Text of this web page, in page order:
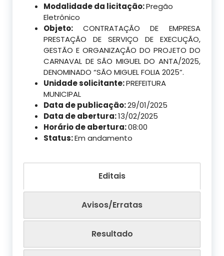
Modalidade da licitação:Pregão
Eletrônico
Objeto: CONTRATAÇÃO DE EMPRESA
PRESTAÇÃO DE SERVIÇO DE EXECUÇÃO,
GESTÃO E ORGANIZAÇÃO DO PROJETO DO
CARNAVAL DE SÃO MIGUEL DO ANTA/2025,
DENOMINADO “SÃO MIGUEL FOLIA 2025”.
Unidade solicitante:PREFEITURA
MUNICIPAL
Data de publicação:29/01/2025
Data de abertura:13/02/2025
Horário de abertura:08:00
Status:Em andamento
Editais
Avisos/Erratas
Resultado